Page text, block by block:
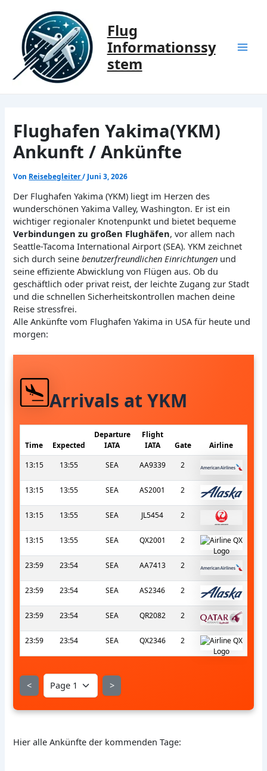
springen
Flug
Informationssy
stem
Flughafen Yakima(YKM)
Ankunft / Ankünfte
Von Reisebegleiter/ Juni 3, 2026
Der Flughafen Yakima (YKM) liegt im Herzen des
wunderschönen Yakima Valley, Washington. Er ist ein
wichtiger regionaler Knotenpunkt und bietet bequeme
Verbindungen zu großen Flughäfen, vor allem nach
Seattle-Tacoma International Airport (SEA). YKM zeichnet
sich durch seinebenutzerfreundlichen Einrichtungen und
seine effiziente Abwicklung von Flügen aus. Ob du
geschäftlich oder privat reist, der leichte Zugang zur Stadt
und die schnellen Sicherheitskontrollen machen deine
Reise stressfrei.
Alle Ankünfte vom Flughafen Yakima in USA für heute und
morgen:
Arrivals at YKM
Time Expected
Departure
IATA
Flight
IATA
Gate
Airline
13:15
13:55 SEA AA9339 2
13:15 13:55 SEA AS2001 2
13:15 13:55 SEA JL5454 2
13:15 13:55 SEA QX2001 2
23:59 23:54 SEA AA7413 2
23:59 23:54 SEA AS2346 2
23:59 23:54 SEA QR2082 2
23:59 23:54 SEA QX2346 2
< >
Hier alle Ankünfte der kommenden Tage: